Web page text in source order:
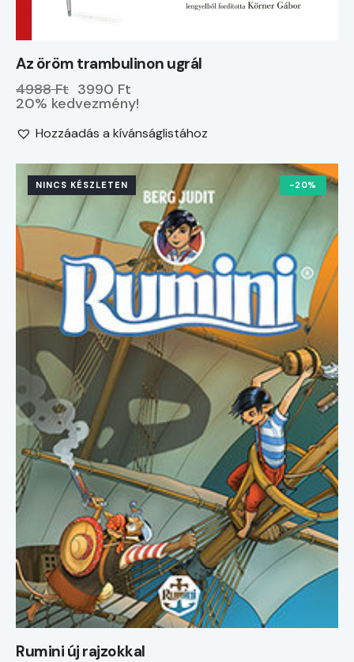
Az öröm trambulinon ugrál
4988 Ft 3990 Ft
20% kedvezmény!
Hozzáadás a kívánságlistához
NINCS KÉSZLETEN -20%
Rumini új rajzokkal